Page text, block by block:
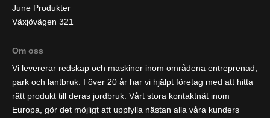
June Produkter
Växjövägen 321
Om oss
Vi levererar redskap och maskiner inom områdena entreprenad,
park och lantbruk. I över 20 år har vi hjälpt företag med att hitta
rätt produkt till deras jordbruk. Vårt stora kontaktnät inom
Europa, gör det möjligt att uppfylla nästan alla våra kunders